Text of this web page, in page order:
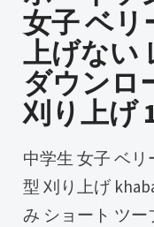
女子 ベリ
上げない
ダウンロ
刈り上げ
中学生 女子 ベリー ショート ボーイッシュ 髪
型 刈り上げ
み ショート ツ